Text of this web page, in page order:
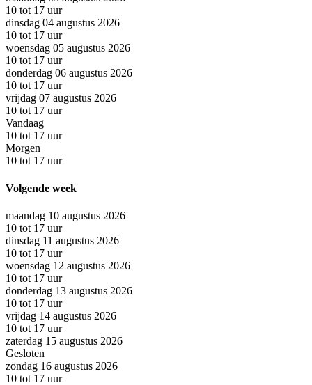
10 tot 17 uur
dinsdag 04 augustus 2026
10 tot 17 uur
woensdag 05 augustus 2026
10 tot 17 uur
donderdag 06 augustus 2026
10 tot 17 uur
vrijdag 07 augustus 2026
10 tot 17 uur
Vandaag
10 tot 17 uur
Morgen
10 tot 17 uur
Volgende week
maandag 10 augustus 2026
10 tot 17 uur
dinsdag 11 augustus 2026
10 tot 17 uur
woensdag 12 augustus 2026
10 tot 17 uur
donderdag 13 augustus 2026
10 tot 17 uur
vrijdag 14 augustus 2026
10 tot 17 uur
zaterdag 15 augustus 2026
Gesloten
zondag 16 augustus 2026
10 tot 17 uur